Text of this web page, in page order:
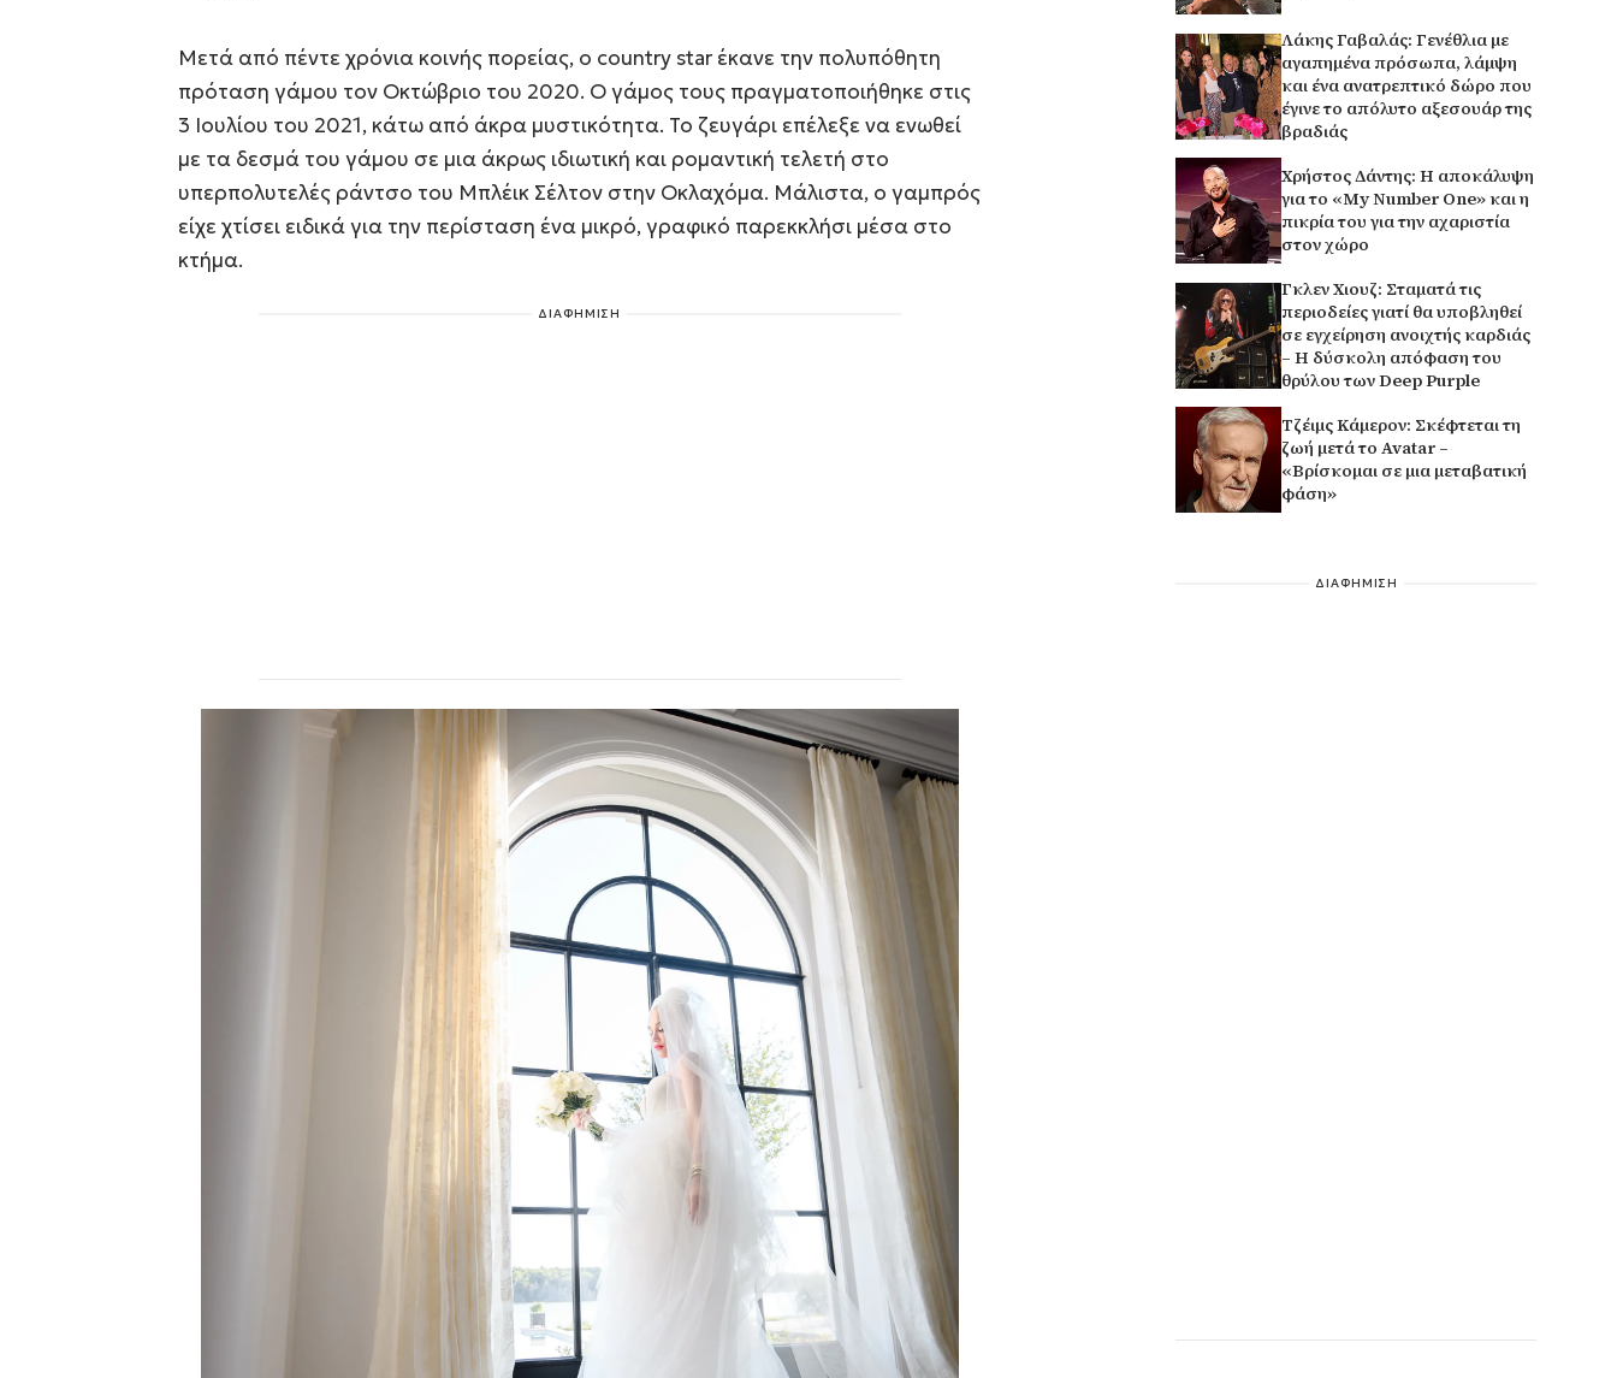
Μετά από πέντε χρόνια κοινής πορείας, ο country star έκανε την πολυπόθητη
πρόταση γάμου τον Οκτώβριο του 2020. Ο γάμος τους πραγματοποιήθηκε στις
3 Ιουλίου του 2021, κάτω από άκρα μυστικότητα. Το ζευγάρι επέλεξε να ενωθεί
με τα δεσμά του γάμου σε μια άκρως ιδιωτική και ρομαντική τελετή στο
υπερπολυτελές ράντσο του Μπλέικ Σέλτον στην Οκλαχόμα. Μάλιστα, ο γαμπρός
είχε χτίσει ειδικά για την περίσταση ένα μικρό, γραφικό παρεκκλήσι μέσα στο
κτήμα.
ΔΙΑΦΗΜΙΣΗ
Λάκης Γαβαλάς: Γενέθλια με
αγαπημένα πρόσωπα, λάμψη
και ένα ανατρεπτικό δώρο που
έγινε το απόλυτο αξεσουάρ της
βραδιάς
Χρήστος Δάντης: Η αποκάλυψη
για το «My Number One» και η
πικρία του για την αχαριστία
στον χώρο
Γκλεν Χιουζ: Σταματά τις
περιοδείες γιατί θα υποβληθεί
σε εγχείρηση ανοιχτής καρδιάς
– Η δύσκολη απόφαση του
θρύλου των Deep Purple
Τζέιμς Κάμερον: Σκέφτεται τη
ζωή μετά το Avatar –
«Βρίσκομαι σε μια μεταβατική
φάση»
ΔΙΑΦΗΜΙΣΗ